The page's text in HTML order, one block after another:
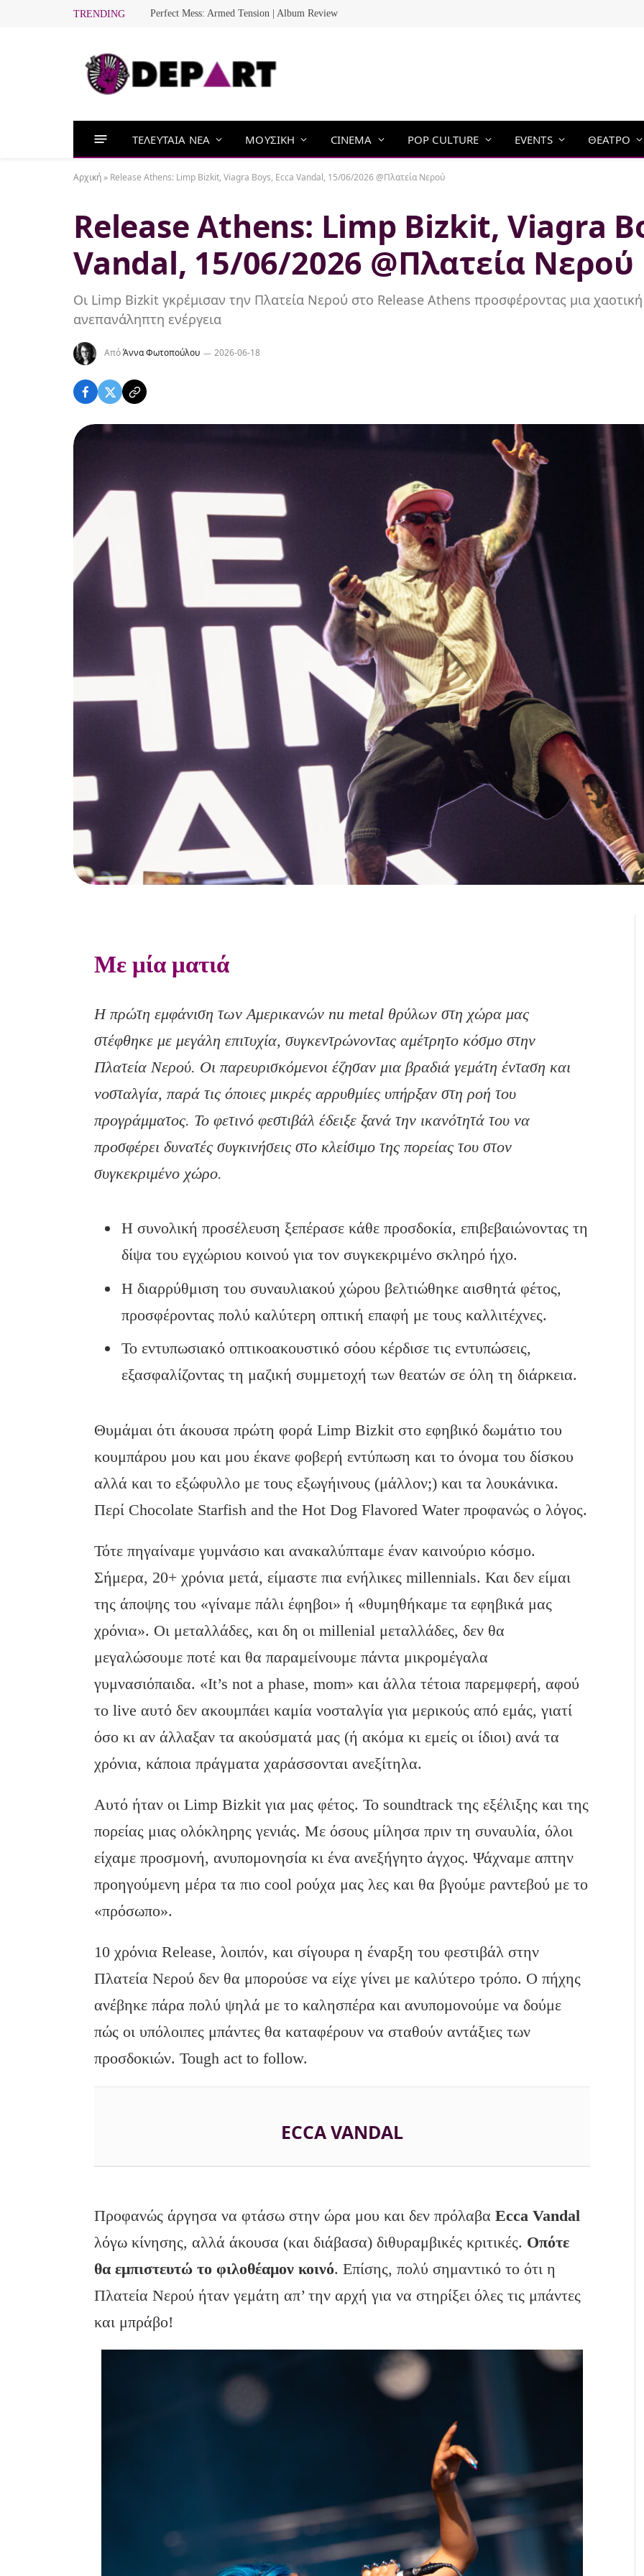
TRENDING Perfect Mess: Armed Tension | Album Review
ΤΕΛΕΥΤΑΙΑ ΝΕΑ ΜΟΥΣΙΚΗ CINEMA POP CULTURE EVENTS ΘΕΑΤΡΟ
Αρχική » Release Athens: Limp Bizkit, Viagra Boys, Ecca Vandal, 15/06/2026 @Πλατεία Νερού
Release Athens: Limp Bizkit, Viagra
Vandal, 15/06/2026 @Πλατεία Νερού
Οι Limp Bizkit γκρέμισαν την Πλατεία Νερού στο Release Athens προσφέροντας μια
ανεπανάληπτη ενέργεια
ΑπόΆννα Φωτοπούλου 2026-06-18
Με μία ματιά
Η πρώτη εμφάνιση των Αμερικανών nu metal θρύλων στη χώρα μας
στέφθηκε με μεγάλη επιτυχία, συγκεντρώνοντας αμέτρητο κόσμο στην
Πλατεία Νερού. Οι παρευρισκόμενοι έζησαν μια βραδιά γεμάτη ένταση και
νοσταλγία, παρά τις όποιες μικρές αρρυθμίες υπήρξαν στη ροή του
προγράμματος. Το φετινό φεστιβάλ έδειξε ξανά την ικανότητά του να
προσφέρει δυνατές συγκινήσεις στο κλείσιμο της πορείας του στον
συγκεκριμένο χώρο.
Η συνολική προσέλευση ξεπέρασε κάθε προσδοκία, επιβεβαιώνοντας τη
δίψα του εγχώριου κοινού για τον συγκεκριμένο σκληρό ήχο.
Η διαρρύθμιση του συναυλιακού χώρου βελτιώθηκε αισθητά φέτος,
προσφέροντας πολύ καλύτερη οπτική επαφή με τους καλλιτέχνες.
Το εντυπωσιακό οπτικοακουστικό σόου κέρδισε τις εντυπώσεις,
εξασφαλίζοντας τη μαζική συμμετοχή των θεατών σε όλη τη διάρκεια.
Θυμάμαι ότι άκουσα πρώτη φορά Limp Bizkit στο εφηβικό δωμάτιο του
κουμπάρου μου και μου έκανε φοβερή εντύπωση και το όνομα του δίσκου
αλλά και το εξώφυλλο με τους εξωγήινους (μάλλον;) και τα λουκάνικα.
Περί Chocolate Starfish and the Hot Dog Flavored Water προφανώς ο λόγος.
Τότε πηγαίναμε γυμνάσιο και ανακαλύπταμε έναν καινούριο κόσμο.
Σήμερα, 20+ χρόνια μετά, είμαστε πια ενήλικες millennials. Και δεν είμαι
της άποψης του «γίναμε πάλι έφηβοι» ή «θυμηθήκαμε τα εφηβικά μας
χρόνια». Οι μεταλλάδες, και δη οι millenial μεταλλάδες, δεν θα
μεγαλώσουμε ποτέ και θα παραμείνουμε πάντα μικρομέγαλα
γυμνασιόπαιδα. «It’s not a phase, mom» και άλλα τέτοια παρεμφερή, αφού
το live αυτό δεν ακουμπάει καμία νοσταλγία για μερικούς από εμάς, γιατί
όσο κι αν άλλαξαν τα ακούσματά μας (ή ακόμα κι εμείς οι ίδιοι) ανά τα
χρόνια, κάποια πράγματα χαράσσονται ανεξίτηλα.
Αυτό ήταν οι Limp Bizkit για μας φέτος. Το soundtrack της εξέλιξης και της
πορείας μιας ολόκληρης γενιάς. Με όσους μίλησα πριν τη συναυλία, όλοι
είχαμε προσμονή, ανυπομονησία κι ένα ανεξήγητο άγχος. Ψάχναμε απτην
προηγούμενη μέρα τα πιο cool ρούχα μας λες και θα βγούμε ραντεβού με το
«πρόσωπο».
10 χρόνια Release, λοιπόν, και σίγουρα η έναρξη του φεστιβάλ στην
Πλατεία Νερού δεν θα μπορούσε να είχε γίνει με καλύτερο τρόπο. Ο πήχης
ανέβηκε πάρα πολύ ψηλά με το καλησπέρα και ανυπομονούμε να δούμε
πώς οι υπόλοιπες μπάντες θα καταφέρουν να σταθούν αντάξιες των
προσδοκιών. Tough act to follow.
ECCA VANDAL
Προφανώς άργησα να φτάσω στην ώρα μου και δεν πρόλαβαEcca Vandal
λόγω κίνησης, αλλά άκουσα (και διάβασα) διθυραμβικές κριτικές. Οπότε
θα εμπιστευτώ το φιλοθέαμον κοινό. Επίσης, πολύ σημαντικό το ότι η
Πλατεία Νερού ήταν γεμάτη απ’ την αρχή για να στηρίξει όλες τις μπάντες
και μπράβο!